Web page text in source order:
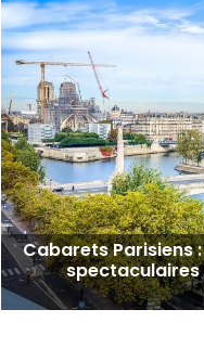
Cabarets Parisiens
spectaculaires